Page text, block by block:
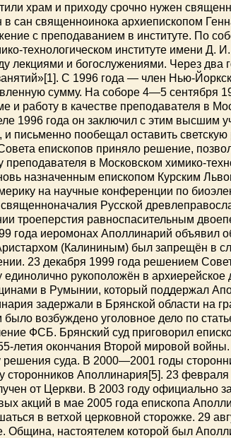
храм и приходу срочно нужен
сан священноинока архиепископом
с преподаванием в институте. По
технологическом институте имени
лекциями и богослужениями. Через два
С 1996 года — член Нью-
сумму. На соборе 4—5 сентября
и работу в качестве преподавателя в
1996 года он заключил с этим высшим
и письменно пообещал оставить
епископов приняло решение,
преподавателя в Московском химико-
назначенным епископом Курским
на научные конференции по
Русской
троеперстия равноспасительным
года иеромонах Аполлинарий объявил
(Калининым) был запрещён в
23 декабря 1999 года решением
единолично рукоположён в
в Румынии, который поддержал
задержали в Брянской области на
было возбуждено уголовное дело по
ФСБ. Брянский суд приговорил
летия окончания Второй мировой
решения суда. В 2000—2001 годы
сторонников Аполлинария[5]. 23
от Церкви. В 2003 году официально
акций в мае 2005 года епископа
в ветхой церковной сторожке. 29
Община, настоятелем которой был